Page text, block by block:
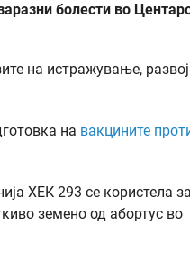
болести во
на истражување,
на вакцините
ХЕК 293 се користела за
земено од абортус во